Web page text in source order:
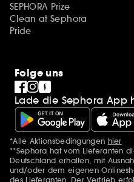
SEPHORA Prize
Clean at Sephora
Pride
Folge uns
Lade die Sephora App
Zusätzlich Erwähnungen
*Alle Aktionsbedingungen hier
**Sephora hat vom Lieferanten
Deutschland erhalten, mit
und/oder dem eigenen
des Lieferanten. Der Vertrieb